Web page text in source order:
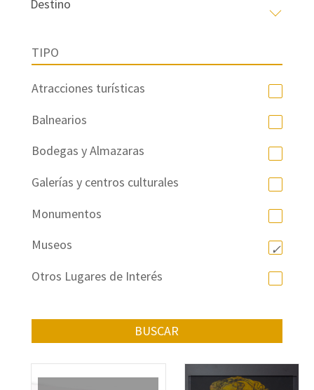
TIPO
Atracciones turísticas
Balnearios
Bodegas y Almazaras
Galerías y centros culturales
Monumentos
Museos
Otros Lugares de Interés
BUSCAR